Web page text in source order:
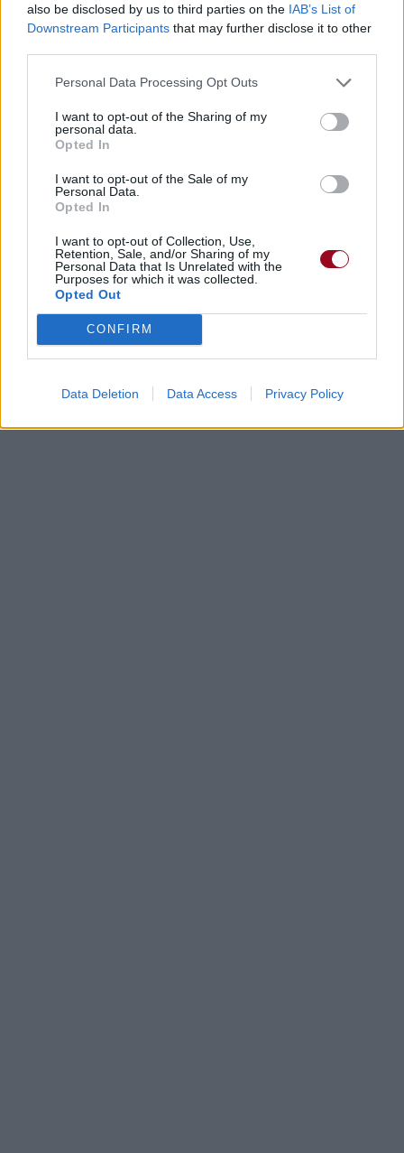
also be disclosed by us to third parties on the IAB’s List of
Downstream Participants that may further disclose it to other
Personal Data Processing Opt Outs
I want to opt-out of the Sharing of my
personal data.
Opted In
I want to opt-out of the Sale of my
Personal Data.
Opted In
I want to opt-out of Collection, Use,
Retention, Sale, and/or Sharing of my
Personal Data that Is Unrelated with the
Purposes for which it was collected.
Opted Out
CONFIRM
Data Deletion Data Access Privacy Policy